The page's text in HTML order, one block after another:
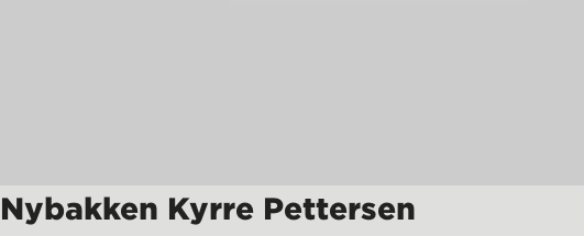
Nybakken Kyrre Pettersen